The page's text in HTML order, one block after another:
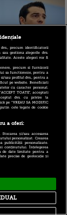
precum identificatorii
gestiona alegerile dvs.
Aceste alegeri vor fi
precum si furnizorii
sa functioneze, pentru a
sau profilul dvs., pentru a
pe website. Beneficiati
cu caracter personal.
TOATE”, acceptati
dvs. cu privire la
pe “VREAU SA MODIFIC
cele legate de cookie
a oferi:
și/sau accesarea
personalizat. Crearea
publicității personalizate.
conținutului. Înțelegerea
de date limitate pentru a
precise de geolocație și